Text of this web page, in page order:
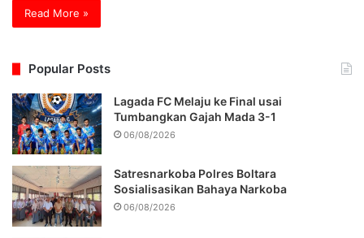
Read More »
Popular Posts
Lagada FC Melaju ke Final usai
Tumbangkan Gajah Mada 3-1
06/08/2026
Satresnarkoba Polres Boltara
Sosialisasikan Bahaya Narkoba
06/08/2026